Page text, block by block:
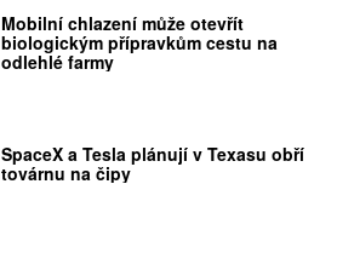
Mobilní chlazení může otevřít
biologickým přípravkům cestu na
odlehlé farmy
SpaceX a Tesla plánují v Texasu obří
továrnu na čipy